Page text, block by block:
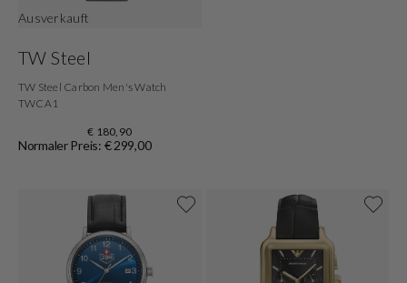
Ausverkauft
TW Steel
TW Steel Carbon Men's Watch
TWCA1
€ 180,90
Normaler Preis: € 299,00